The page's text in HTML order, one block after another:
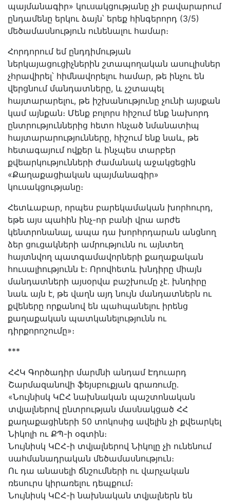
պայմանագիր» կուսակցությանը չի բավարարում
ընդամենը երկու ձայն՝ երեք հինգերորդ (3/5)
մեծամասնություն ունենալու համար։
Հորդորում եմ ընդդիմության
ներկայացուցիչներին շտապողական ասուլիսներ
չհրավիրել՝ հիմնավորելու համար, թե ինչու են
վերցնում մանդատները, և չշտապել
հայտարարելու, թե իշխանությունը չունի այսքան
կամ այնքան։ Մենք բոլորս հիշում ենք նախորդ
ընտրություններից հետո հնչած նմանատիպ
հայտարարությունները, հիշում ենք նաև, թե
հետագայում ովքեր և ինչպես տարբեր
քվեարկությունների ժամանակ աջակցեցին
«Քաղաքացիական պայմանագիր»
կուսակցությանը։
Հետևաբար, որպես բարեկամական խորհուրդ,
եթե այս պահին ինչ-որ բանի վրա արժե
կենտրոնանալ, ապա դա խորհրդարան անցնող
ձեր ցուցակների ամրությունն ու այնտեղ
հայտնվող պատգամավորների քաղաքական
հուսալիությունն է։ Որովհետև խնդիրը միայն
մանդատների այսօրվա բաշխումը չէ․ խնդիրը
նաև այն է, թե վաղն այդ նույն մանդատներն ու
քվեները որքանով են պահպանելու իրենց
քաղաքական պատկանելությունն ու
դիրքորոշումը»։
***
ՀՀԿ Գործադիր մարմնի անդամ Էդուարդ
Շարմազանովի ֆեյսբուքյան գրառումը․
«Նույնիսկ ԿԸՀ նախնական պաշտոնական
տվյալներով ընտրության մասնակցած ՀՀ
քաղաքացիների 50 տոկոսից ավելին չի քվեարկել
Նիկոլի ու ՔՊ-ի օգտին։
Նույնիսկ ԿԸՀ-ի տվյալներով Նիկոլը չի ունենում
սահմանադրական մեծամասնություն։
Ու դա անասելի ճնշումների ու վարչական
ռեսուրս կիրառելու դեպքում։
Նույնիսկ ԿԸՀ-ի նախնական տվյալներն են